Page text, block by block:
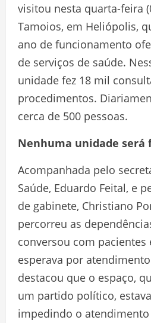
visitou nesta quarta-feira
Tamoios, em Heliópolis,
ano de funcionamento
de serviços de saúde.
unidade fez 18 mil
procedimentos.
cerca de 500 pessoas.
Nenhuma unidade será
Acompanhada pelo
Saúde, Eduardo Feital, e
de gabinete, Christiano
percorreu as
conversou com pacientes
esperava por
destacou que o espaço,
um partido político,
impedindo o